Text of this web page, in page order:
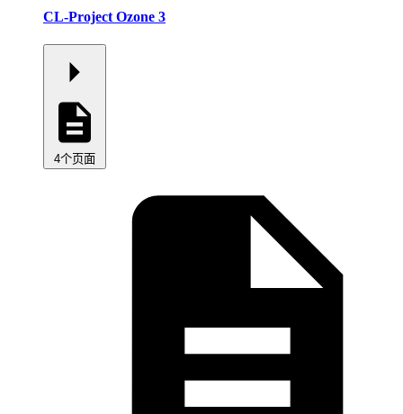
CL-Project Ozone 3
4个页面